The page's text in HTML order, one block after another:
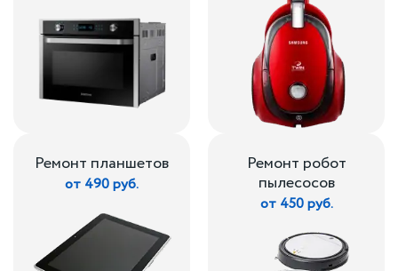
Ремонт планшетов
от 490 руб.
Ремонт робот
пылесосов
от 450 руб.